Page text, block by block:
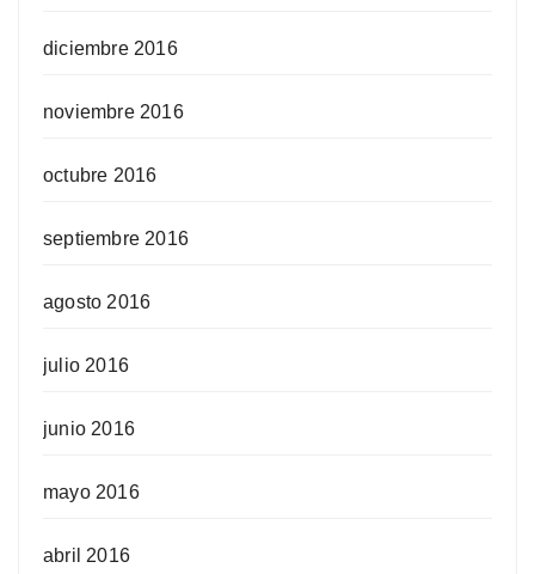
diciembre 2016
noviembre 2016
octubre 2016
septiembre 2016
agosto 2016
julio 2016
junio 2016
mayo 2016
abril 2016